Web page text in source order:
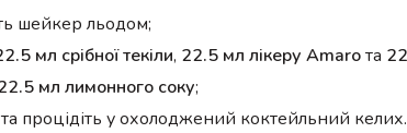
шейкер льодом;
мл срібної текіли, 22.5 мл лікеру Amaroта
мл лимонного соку;
та процідіть у охолоджений коктейльний келих.